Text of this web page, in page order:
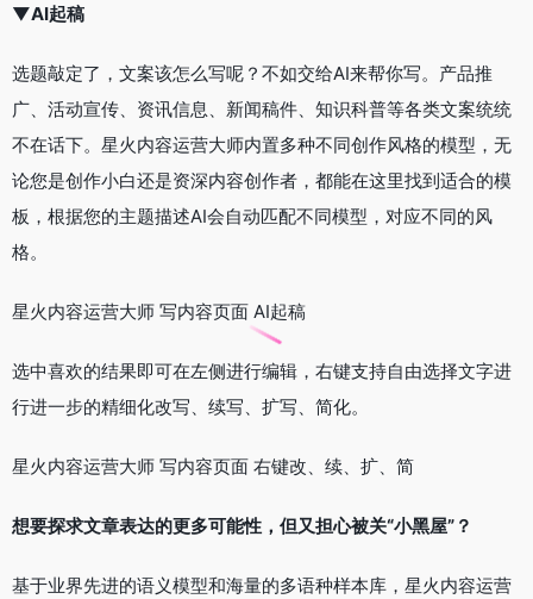
▼AI起稿
选题敲定了，文案该怎么写呢？不如交给AI来帮你写。产品推
广、活动宣传、资讯信息、新闻稿件、知识科普等各类文案统统
不在话下。星火内容运营大师内置多种不同创作风格的模型，无
论您是创作小白还是资深内容创作者，都能在这里找到适合的模
板，根据您的主题描述AI会自动匹配不同模型，对应不同的风
格。
星火内容运营大师 写内容页面 AI起稿
选中喜欢的结果即可在左侧进行编辑，右键支持自由选择文字进
行进一步的精细化改写、续写、扩写、简化。
星火内容运营大师 写内容页面 右键改、续、扩、简
想要探求文章表达的更多可能性，但又担心被关“小黑屋”？
基于业界先进的语义模型和海量的多语种样本库，星火内容运营